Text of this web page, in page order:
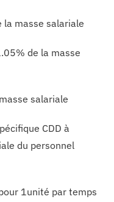
la masse salariale
de la masse
salariale
CDD à
du personnel
1unité par temps